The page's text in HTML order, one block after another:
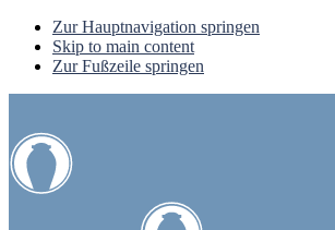
Zur Hauptnavigation springen
Skip to main content
Zur Fußzeile springen